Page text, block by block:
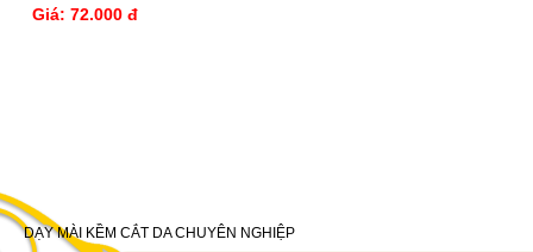
Giá: 72.000 đ
DẠY MÀI KỀM CẮT DA CHUYÊN NGHIỆP